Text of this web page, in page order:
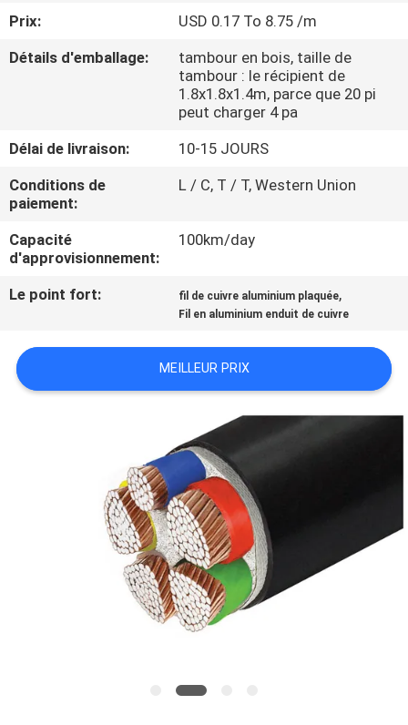
NOUS
CONTRÔLE
DE
LA
QUALITÉ
NOUVELLES
DEMANDE
SOUMISSION
Prix:
USD 0.17 To 8.75 /m
Détails d'emballage:
tambour en bois, taille de
tambour : le récipient de
1.8x1.8x1.4m, parce que 20 pi
peut charger 4 pa
Délai de livraison:
10-15 JOURS
Conditions de
paiement:
L / C, T / T, Western Union
Capacité
d'approvisionnement:
100km/day
Le point fort: fil de cuivre aluminium plaquée,
Fil en aluminium enduit de cuivre
MEILLEUR PRIX